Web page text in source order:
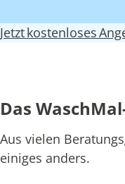
Jetzt kostenloses
Das
Aus vielen
einiges anders.